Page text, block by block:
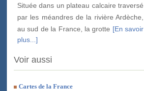
Située dans un plateau calcaire traversé
par les méandres de la rivière Ardèche,
au sud de la France, la grotte [En savoir
plus...]
Voir aussi
Cartes de la France